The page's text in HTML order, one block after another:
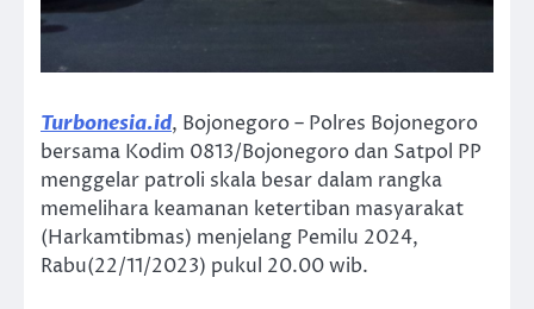
Turbonesia.id, Bojonegoro – Polres Bojonegoro
bersama Kodim 0813/Bojonegoro dan Satpol PP
menggelar patroli skala besar dalam rangka
memelihara keamanan ketertiban masyarakat
(Harkamtibmas) menjelang Pemilu 2024,
Rabu(22/11/2023) pukul 20.00 wib.